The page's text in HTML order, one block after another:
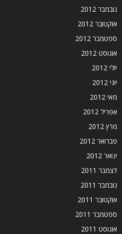
נובמבר 2012
אוקטובר 2012
ספטמבר 2012
אוגוסט 2012
יולי 2012
יוני 2012
מאי 2012
אפריל 2012
מרץ 2012
פברואר 2012
ינואר 2012
דצמבר 2011
נובמבר 2011
אוקטובר 2011
ספטמבר 2011
אוגוסט 2011